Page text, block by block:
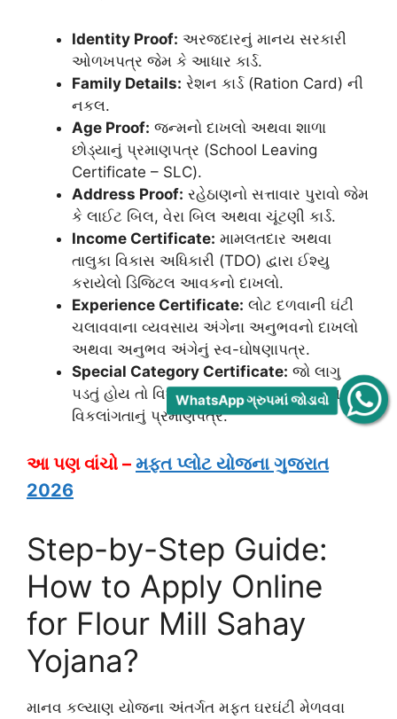
Identity Proof: અરજદારનું માનય સરકારી
ઓળખપત્ર જેમ કે આધાર કાર્ડ.
Family Details: રેશન કાર્ડ (Ration Card) ની
નકલ.
Age Proof: જન્મનો દાખલો અથવા શાળા
છોડ્યાનું પ્રમાણપત્ર (School Leaving
Certificate – SLC).
Address Proof: રહેઠાણનો સત્તાવાર પુરાવો જેમ
કે લાઈટ બિલ, વેરા બિલ અથવા ચૂંટણી કાર્ડ.
Income Certificate: મામલતદાર અથવા
તાલુકા વિકાસ અધિકારી (TDO) દ્વારા ઈશ્યુ
કરાયેલો ડિજિટલ આવકનો દાખલો.
Experience Certificate: લોટ દળવાની ઘંટી
ચલાવવાના વ્યવસાય અંગેના અનુભવનો દાખલો
અથવા અનુભવ અંગેનું સ્વ-ઘોષણાપત્ર.
Special Category Certificate: જો લાગુ
પડતું હોય તો વિધવા સહાયનું પ્રમાણપત્ર અથવા
વિકલાંગતાનું પ્રમાણપત્ર.
આ પણ વાંચો – મફત પ્લોટ યોજના ગુજરાત
2026
Step-by-Step Guide:
How to Apply Online
for Flour Mill Sahay
Yojana?
માનવ કલ્યાણ યોજના અંતર્ગત મફત ઘરઘંટી મેળવવા
WhatsApp ગ્રુપમાં જોડાવો